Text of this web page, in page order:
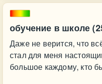
обучение в школе
Даже не верится, что
стал для меня
большое каждому, кто